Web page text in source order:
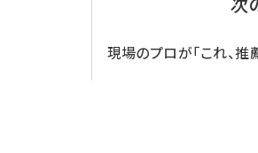
現場のプロが「これ、推